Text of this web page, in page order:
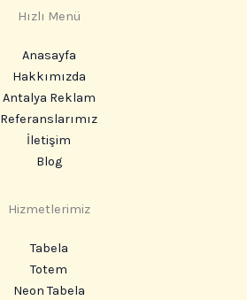
Hızlı Menü
Anasayfa
Hakkımızda
Antalya Reklam
Referanslarımız
İletişim
Blog
Hizmetlerimiz
Tabela
Totem
Neon Tabela